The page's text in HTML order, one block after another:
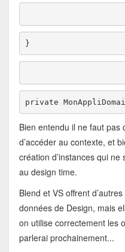
}
private
Bien entendu il ne faut pas
d’accéder au contexte, et
création d’instances qui
au design time.
Blend et VS offrent
données de Design, mais
on utilise correctement les
parlerai prochainement...